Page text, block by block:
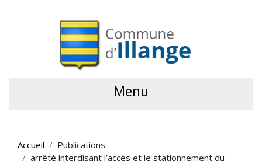
Menu
Accueil
Publications
arrêté interdisant l’accès et le stationnement du